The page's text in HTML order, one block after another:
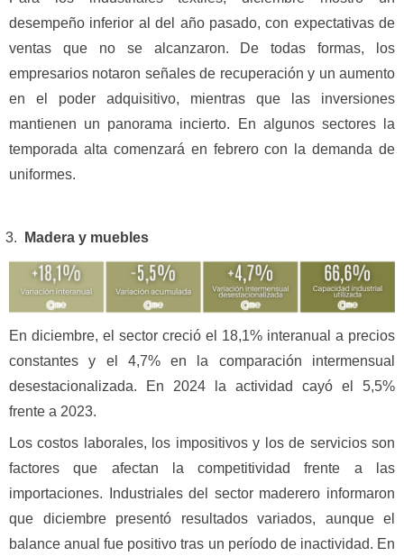
desempeño inferior al del año pasado, con expectativas de
ventas que no se alcanzaron. De todas formas, los
empresarios notaron señales de recuperación y un aumento
en el poder adquisitivo, mientras que las inversiones
mantienen un panorama incierto. En algunos sectores la
temporada alta comenzará en febrero con la demanda de
uniformes.
Madera y muebles
En diciembre, el sector creció el 18,1% interanual a precios
constantes y el 4,7% en la comparación intermensual
desestacionalizada. En 2024 la actividad cayó el 5,5%
frente a 2023.
Los costos laborales, los impositivos y los de servicios son
factores que afectan la competitividad frente a las
importaciones. Industriales del sector maderero informaron
que diciembre presentó resultados variados, aunque el
balance anual fue positivo tras un período de inactividad. En